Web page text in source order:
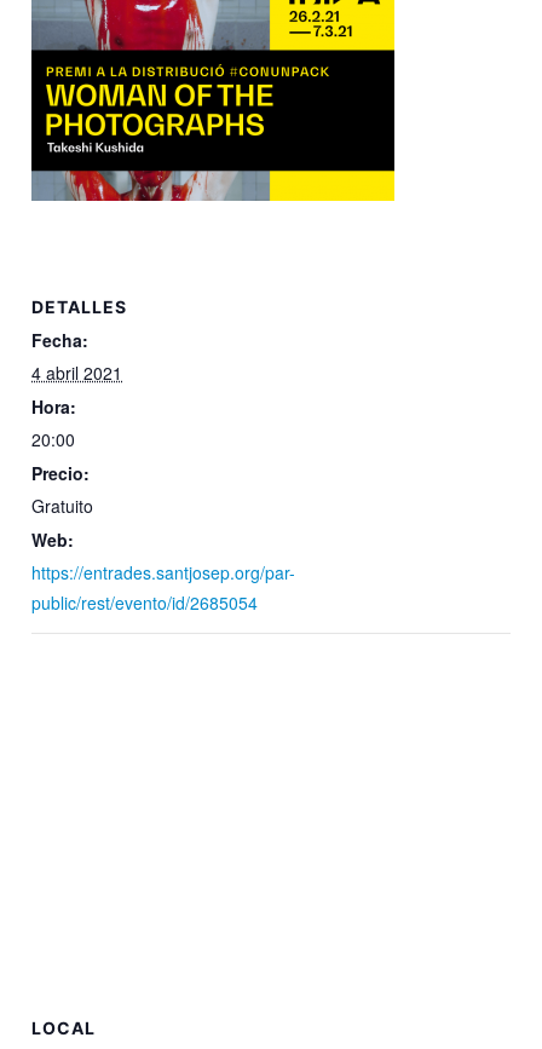
DETALLES
Fecha:
4 abril 2021
Hora:
20:00
Precio:
Gratuito
Web:
https://entrades.santjosep.org/par-
public/rest/evento/id/2685054
LOCAL